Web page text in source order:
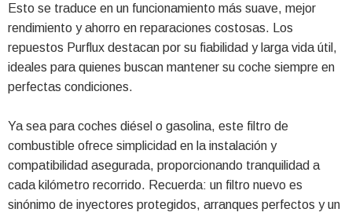
Esto se traduce en un funcionamiento más suave, mejor
rendimiento y ahorro en reparaciones costosas. Los
repuestos Purflux destacan por su fiabilidad y larga vida útil,
ideales para quienes buscan mantener su coche siempre en
perfectas condiciones.
Ya sea para coches diésel o gasolina, este filtro de
combustible ofrece simplicidad en la instalación y
compatibilidad asegurada, proporcionando tranquilidad a
cada kilómetro recorrido. Recuerda: un filtro nuevo es
sinónimo de inyectores protegidos, arranques perfectos y un